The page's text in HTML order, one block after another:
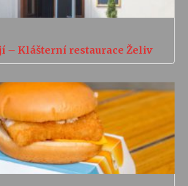
– Klášterní restaurace Želiv